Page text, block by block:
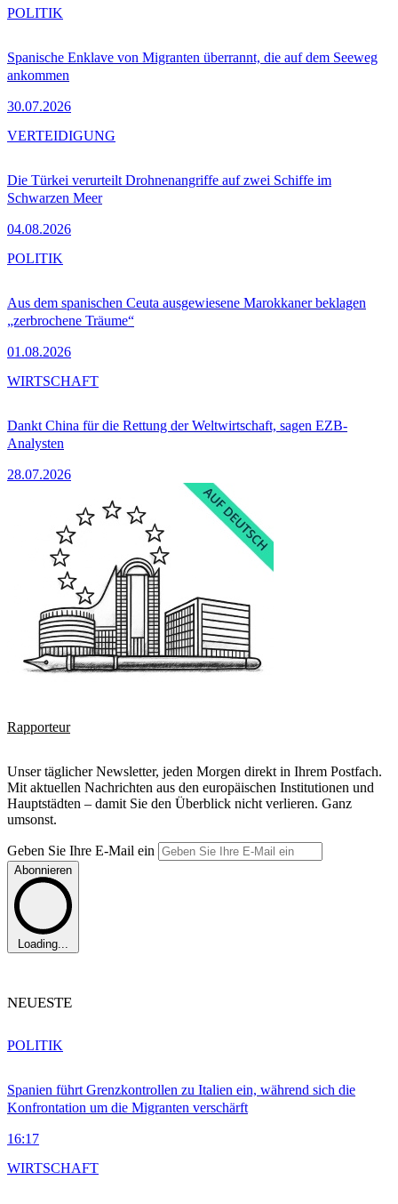
Spanische Enklave von Migranten überrannt, die auf dem Seeweg
ankommen
30.07.2026
POLITIK
Die Türkei verurteilt Drohnenangriffe auf zwei Schiffe im
Schwarzen Meer
04.08.2026
VERTEIDIGUNG
Aus dem spanischen Ceuta ausgewiesene Marokkaner beklagen
„zerbrochene Träume“
01.08.2026
POLITIK
Dankt China für die Rettung der Weltwirtschaft, sagen EZB-
Analysten
28.07.2026
WIRTSCHAFT
Rapporteur
Unser täglicher Newsletter, jeden Morgen direkt in Ihrem Postfach.
Mit aktuellen Nachrichten aus den europäischen Institutionen und
Hauptstädten – damit Sie den Überblick nicht verlieren. Ganz
umsonst.
Geben Sie Ihre E-Mail ein
Abonnieren
Loading...
NEUESTE
Spanien führt Grenzkontrollen zu Italien ein, während sich die
Konfrontation um die Migranten verschärft
16:17
POLITIK
WIRTSCHAFT